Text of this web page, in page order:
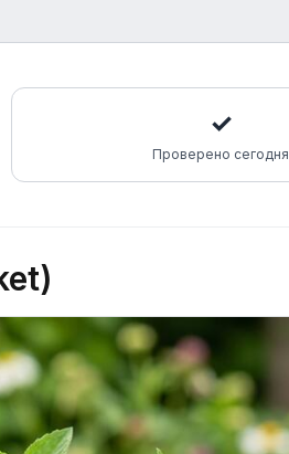
✓
Проверено сегодня